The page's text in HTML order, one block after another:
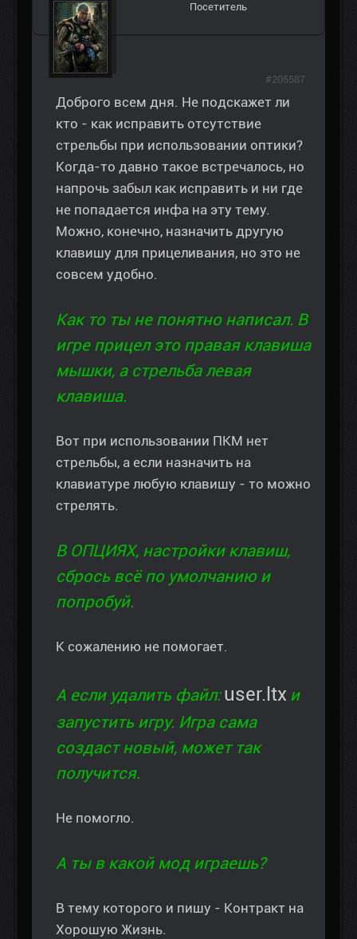
Посетитель
Доброго всем дня. Не подскажет ли
кто - как исправить отсутствие
стрельбы при использовании оптики?
Когда-то давно такое встречалось, но
напрочь забыл как исправить и ни где
не попадается инфа на эту тему.
Можно, конечно, назначить другую
клавишу для прицеливания, но это не
совсем удобно.
Как то ты не понятно написал. В
игре прицел это правая клавиша
мышки, а стрельба левая
клавиша.
Вот при использовании ПКМ нет
стрельбы, а если назначить на
клавиатуре любую клавишу - то можно
стрелять.
В ОПЦИЯХ, настройки клавиш,
сбрось всё по умолчанию и
попробуй.
К сожалению не помогает.
А если удалить файл: user.ltx и
запустить игру. Игра сама
создаст новый, может так
получится.
Не помогло.
А ты в какой мод играешь?
В тему которого и пишу - Контракт на
Хорошую Жизнь.
#205587